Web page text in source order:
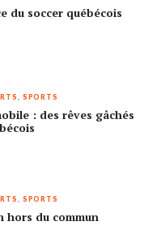
du soccer québécois
SPORTS
: des rêves gâchés
SPORTS
hors du commun